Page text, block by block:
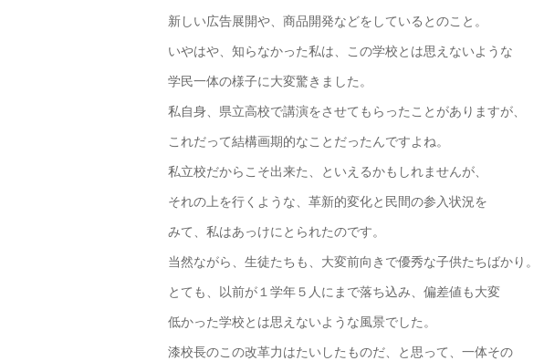
新しい広告展開や、商品開発などをしているとのこと。
いやはや、知らなかった私は、この学校とは思えないような
学民一体の様子に大変驚きました。
私自身、県立高校で講演をさせてもらったことがありますが、
これだって結構画期的なことだったんですよね。
私立校だからこそ出来た、といえるかもしれませんが、
それの上を行くような、革新的変化と民間の参入状況を
みて、私はあっけにとられたのです。
当然ながら、生徒たちも、大変前向きで優秀な子供たちばかり。
とても、以前が１学年５人にまで落ち込み、偏差値も大変
低かった学校とは思えないような風景でした。
漆校長のこの改革力はたいしたものだ、と思って、一体その